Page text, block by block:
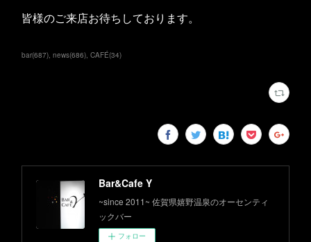
皆様のご来店お待ちしております。
bar(687) news(686) CAFÉ(34)
Bar&Cafe Y
~since 2011~ 佐賀県嬉野温泉のオーセンティ
ックバー
フォロー